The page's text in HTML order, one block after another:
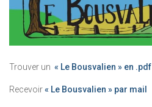
Trouver un « Le Bousvalien » en .pdf
Recevoir« Le Bousvalien » par mail